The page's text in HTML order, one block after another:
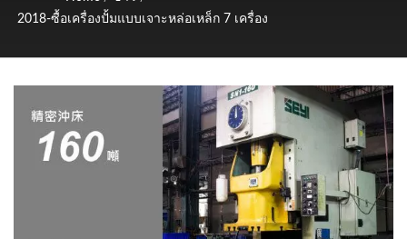
ชนิด C, ซัพพอร์ตล็อค, น็อตล็อค,
คลิป, วงแหวนสแน็ป, หมุด) ผู้
ผลิตตั้งแต่ปี 1991 | SHOU
LONG
2018-ซื้อเครื่องปั้มแบบเจาะหล่อเหล็ก 7 เครื่อง